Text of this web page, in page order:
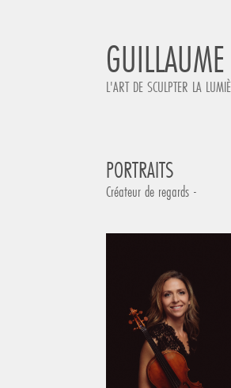
L'ART DE SCULPTER LA
PORTRAITS
Créateur de regards -